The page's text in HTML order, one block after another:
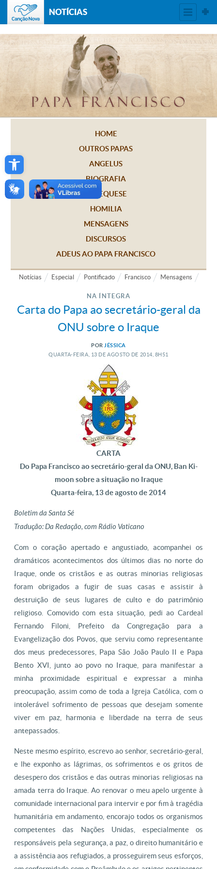
Open toolbar
NOTÍCIAS
HOME
OUTROS PAPAS
ANGELUS
BIOGRAFIA
CATEQUESE
HOMILIA
MENSAGENS
DISCURSOS
ADEUS AO PAPA FRANCISCO
Notícias Especial Pontificado Francisco Mensagens
NA ÍNTEGRA
Carta do Papa ao secretário-geral da
ONU sobre o Iraque
POR JÉSSICA
QUARTA-FEIRA, 13 DE AGOSTO DE 2014, 8H51
CARTA
Do Papa Francisco ao secretário-geral da ONU, Ban Ki-
moon sobre a situação no Iraque
Quarta-feira, 13 de agosto de 2014
Boletim da Santa Sé
Tradução: Da Redação, com Rádio Vaticano
Com o coração apertado e angustiado, acompanhei os
dramáticos acontecimentos dos últimos dias no norte do
Iraque, onde os cristãos e as outras minorias religiosas
foram obrigados a fugir de suas casas e assistir à
destruição de seus lugares de culto e do patrimônio
religioso. Comovido com esta situação, pedi ao Cardeal
Fernando Filoni, Prefeito da Congregação para a
Evangelização dos Povos, que serviu como representante
dos meus predecessores, Papa São João Paulo II e Papa
Bento XVI, junto ao povo no Iraque, para manifestar a
minha proximidade espiritual e expressar a minha
preocupação, assim como de toda a Igreja Católica, com o
intolerável sofrimento de pessoas que desejam somente
viver em paz, harmonia e liberdade na terra de seus
antepassados.
Neste mesmo espírito, escrevo ao senhor, secretário-geral,
e lhe exponho as lágrimas, os sofrimentos e os gritos de
desespero dos cristãos e das outras minorias religiosas na
amada terra do Iraque. Ao renovar o meu apelo urgente à
comunidade internacional para intervir e por fim à tragédia
humanitária em andamento, encorajo todos os organismos
competentes das Nações Unidas, especialmente os
responsáveis pela segurança, a paz, o direito humanitário e
a assistência aos refugiados, a prosseguirem seus esforços,